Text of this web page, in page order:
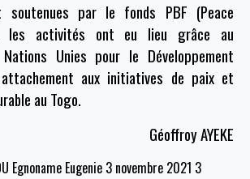
soutenues par le fonds PBF (Peace
les activités ont eu lieu grâce au
Unies pour le Développement
aux initiatives de paix et
au Togo.
Géoffroy AYEKE
Egnoname Eugenie 3 novembre 2021 3